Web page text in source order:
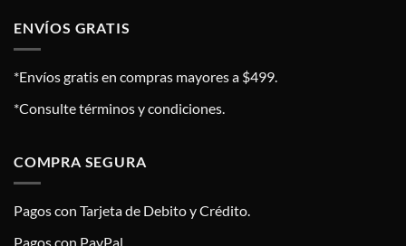
ENVÍOS GRATIS
*Envíos gratis en compras mayores a $499.
*Consulte términos y condiciones.
COMPRA SEGURA
Pagos con Tarjeta de Debito y Crédito.
Pagos con PayPal